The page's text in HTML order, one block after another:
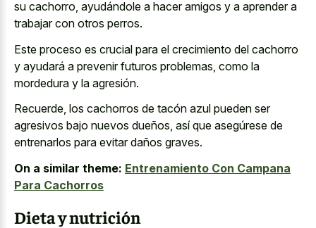
su cachorro, ayudándole a hacer amigos y a aprender a
trabajar con otros perros.
Este proceso es crucial para el crecimiento del cachorro
y ayudará a prevenir futuros problemas, como la
mordedura y la agresión.
Recuerde, los cachorros de tacón azul pueden ser
agresivos bajo nuevos dueños, así que asegúrese de
entrenarlos para evitar daños graves.
On a similar theme: Entrenamiento Con Campana
Para Cachorros
Dieta y nutrición